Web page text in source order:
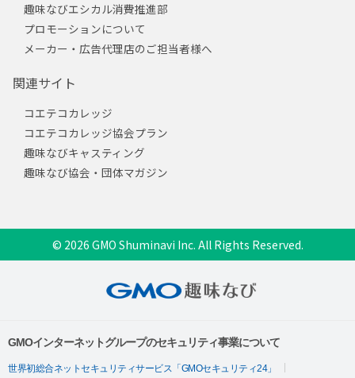
趣味なびエシカル消費推進部
プロモーションについて
メーカー・広告代理店のご担当者様へ
関連サイト
コエテコカレッジ
コエテコカレッジ協会プラン
趣味なびキャスティング
趣味なび協会・団体マガジン
© 2026 GMO Shuminavi Inc. All Rights Reserved.